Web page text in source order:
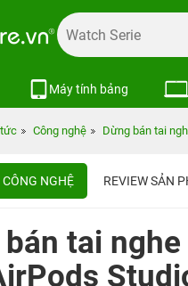
Máy tính bảng
Công nghệ Dừng bán tai
CÔNG NGHỆ REVIEW SẢN
bán tai